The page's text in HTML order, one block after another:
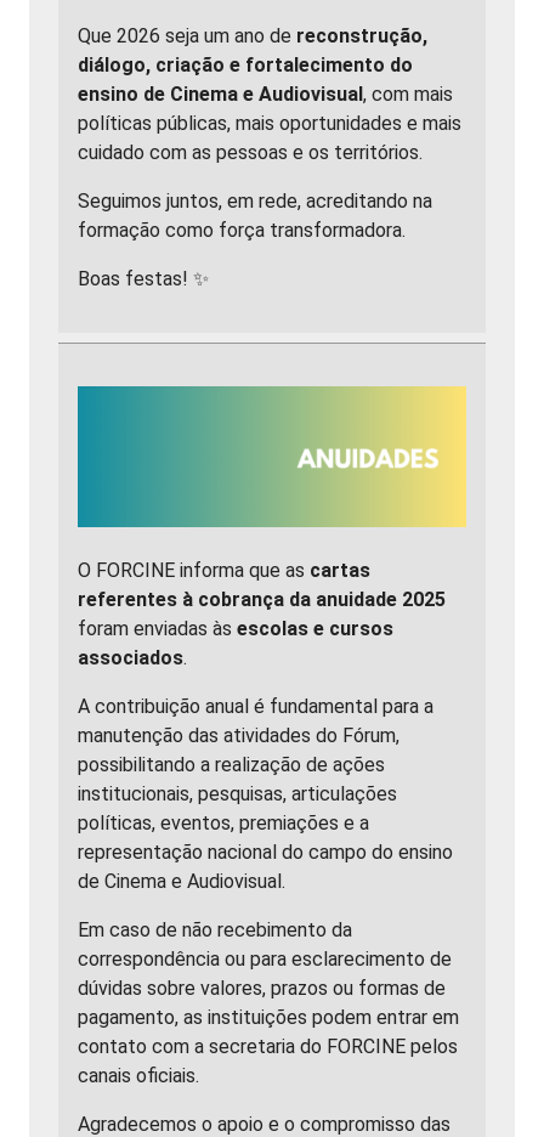
Que 2026 seja um ano de reconstrução,
diálogo, criação e fortalecimento do
ensino de Cinema e Audiovisual, com mais
políticas públicas, mais oportunidades e mais
cuidado com as pessoas e os territórios.
Seguimos juntos, em rede, acreditando na
formação como força transformadora.
Boas festas! ✨
O FORCINE informa que as cartas
referentes à cobrança da anuidade 2025
foram enviadas às escolas e cursos
associados.
A contribuição anual é fundamental para a
manutenção das atividades do Fórum,
possibilitando a realização de ações
institucionais, pesquisas, articulações
políticas, eventos, premiações e a
representação nacional do campo do ensino
de Cinema e Audiovisual.
Em caso de não recebimento da
correspondência ou para esclarecimento de
dúvidas sobre valores, prazos ou formas de
pagamento, as instituições podem entrar em
contato com a secretaria do FORCINE pelos
canais oficiais.
Agradecemos o apoio e o compromisso das